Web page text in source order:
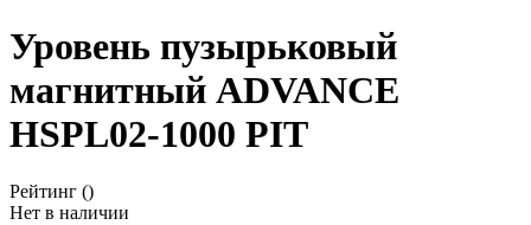
Уровень пузырьковый
магнитный ADVANCE
HSPL02-1000 PIT
Рейтинг ()
Нет в наличии